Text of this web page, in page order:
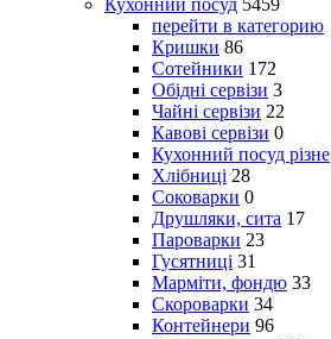
Кухонний посуд 5459
перейти в категорию
Кришки 86
Сотейники 172
Обідні сервізи 3
Чайні сервізи 22
Кавові сервізи 0
Кухонний посуд різне
Хлібниці 28
Соковарки 0
Друшляки, сита 17
Пароварки 23
Гусятниці 31
Марміти, фондю 33
Скороварки 34
Контейнери 96